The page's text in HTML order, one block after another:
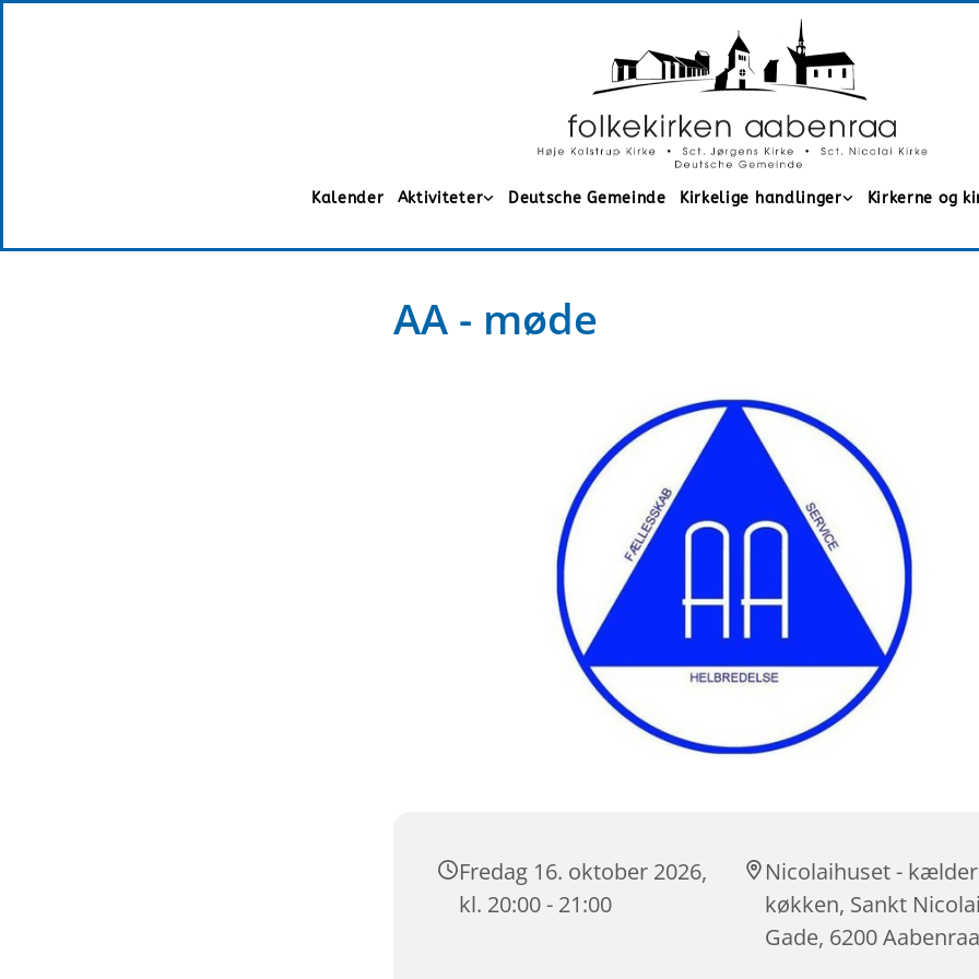
Kalender Aktiviteter Deutsche Gemeinde Kirkelige handlinger Kirkerne og
AA - møde
Fredag 16. oktober 2026,
kl. 20:00 - 21:00
Nicolaihuset - kælder
køkken, Sankt
Gade, 6200 Aabenraa